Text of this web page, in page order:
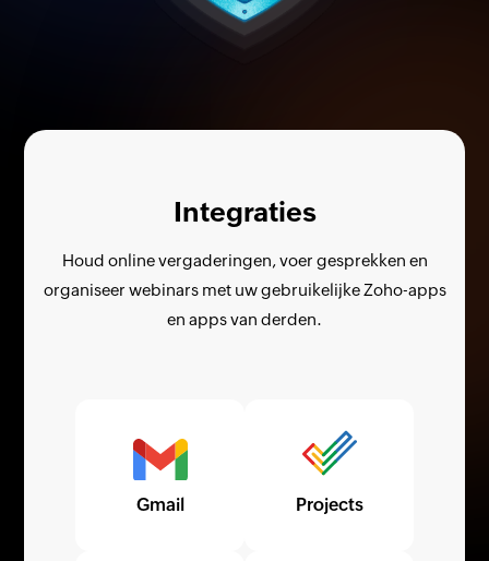
Integraties
Houd online vergaderingen, voer gesprekken en
organiseer webinars met uw gebruikelijke Zoho-apps
en apps van derden.
Gmail Projects